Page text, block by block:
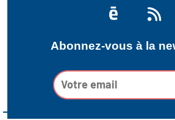
Abonnez-vous à la